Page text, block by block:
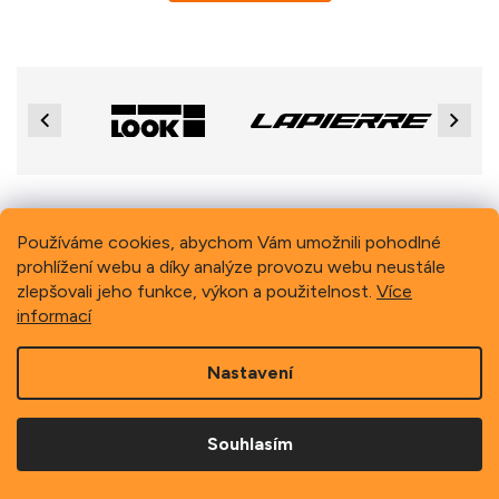
Používáme cookies, abychom Vám umožnili pohodlné
prohlížení webu a díky analýze provozu webu neustále
zlepšovali jeho funkce, výkon a použitelnost. Více
informací
Nastavení
Souhlasím
Previous Next
Z
Copyright 2026Schindler, spol. s r.o.. Všechna práva
vyhrazena.